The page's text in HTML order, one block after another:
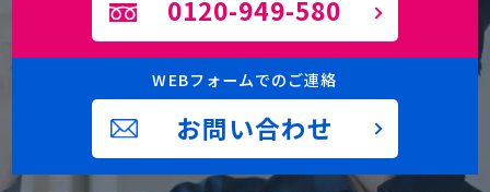
0120-949-580
WEBフォームでのご連絡
お問い合わせ